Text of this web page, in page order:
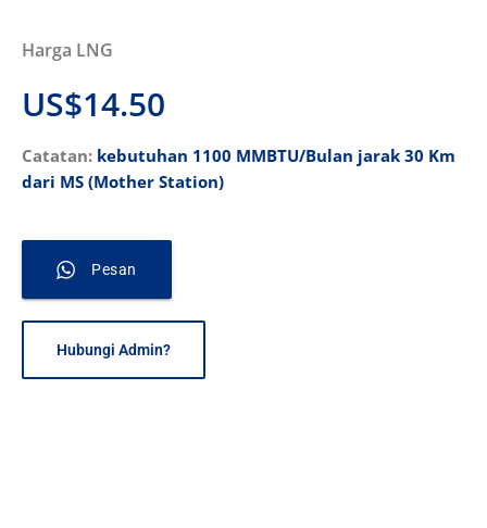
Harga LNG
US$14.50
Catatan: kebutuhan 1100 MMBTU/Bulan jarak 30 Km
dari MS (Mother Station)
Pesan
Hubungi Admin?